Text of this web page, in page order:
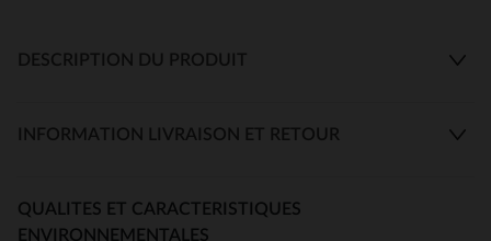
DESCRIPTION DU PRODUIT
INFORMATION LIVRAISON ET RETOUR
QUALITES ET CARACTERISTIQUES
ENVIRONNEMENTALES